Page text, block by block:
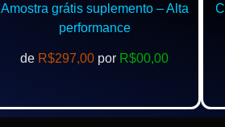
Amostra grátis suplemento – Alta
performance
de R$297,00 por R$00,00